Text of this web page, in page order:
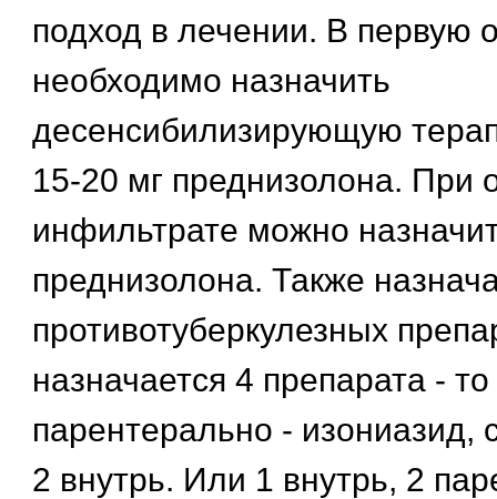
подход в лечении. В первую
необходимо назначить
десенсибилизирующую
15-20 мг преднизолона. При
инфильтрате можно
преднизолона. Также
противотуберкулезных
назначается 4 препарата -
парентерально - изониазид,
2 внутрь. Или 1 внутрь, 2